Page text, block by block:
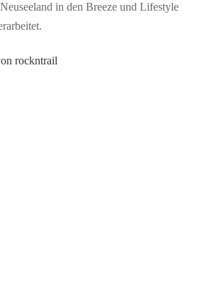
in den Breeze und Lifestyle
rockntrail